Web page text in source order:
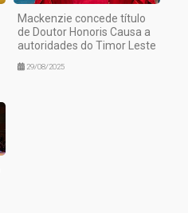
Mackenzie concede título
de Doutor Honoris Causa a
autoridades do Timor Leste
29/08/2025